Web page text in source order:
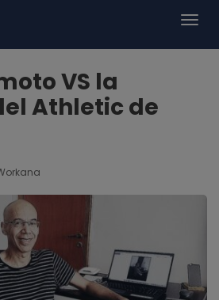
VS la
Athletic de